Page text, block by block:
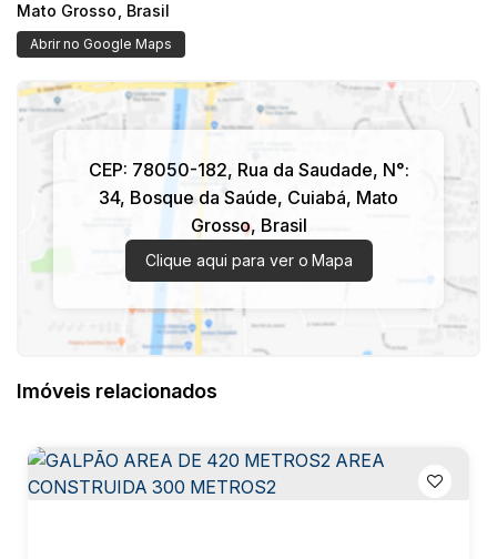
Mato Grosso
Brasil
Abrir no Google Maps
CEP: 78050-182, Rua da Saudade, N°:
34, Bosque da Saúde, Cuiabá, Mato
Grosso, Brasil
Clique aqui para ver o Mapa
Imóveis relacionados